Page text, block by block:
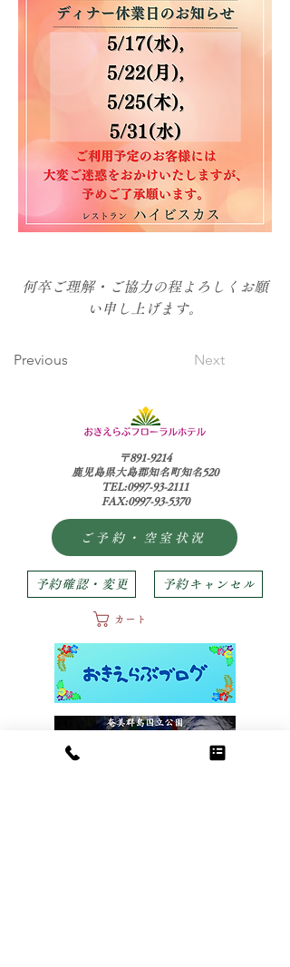
何卒ご理解・ご協力の程よろしくお願
い申し上げます。
Previous Next
〒891-9214
鹿児島県大島郡知名町知名520
TEL:0997-93-2111
FAX:0997-93-5370
ご予約・空室状況
予約確認・変更 予約キャンセル
カート